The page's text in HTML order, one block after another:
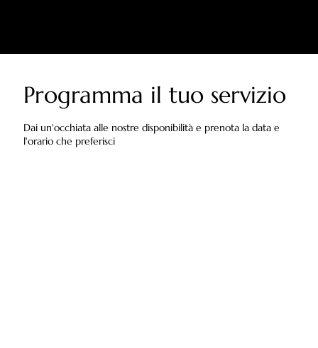
Programma il tuo servizio
Dai un'occhiata alle nostre disponibilità e prenota la data e
l'orario che preferisci